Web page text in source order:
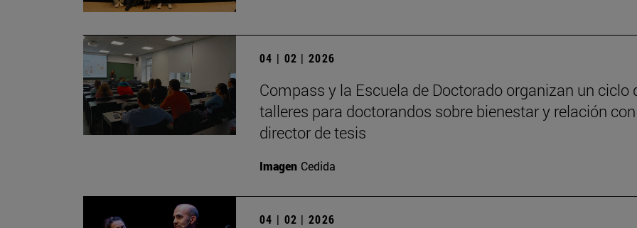
04 | 02 | 2026
Compass y la Escuela de Doctorado organizan un ciclo
talleres para doctorandos sobre bienestar y relación
director de tesis
Imagen Cedida
04 | 02 | 2026